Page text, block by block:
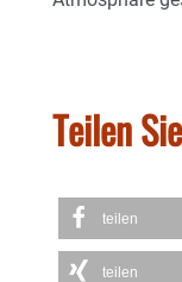
Teilen
teilen
teilen